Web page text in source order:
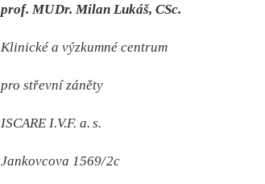
prof. MUDr. Milan Lukáš, CSc.
Klinické a výzkumné centrum
pro střevní záněty
ISCARE I.V.F. a. s.
Jankovcova 1569/2c